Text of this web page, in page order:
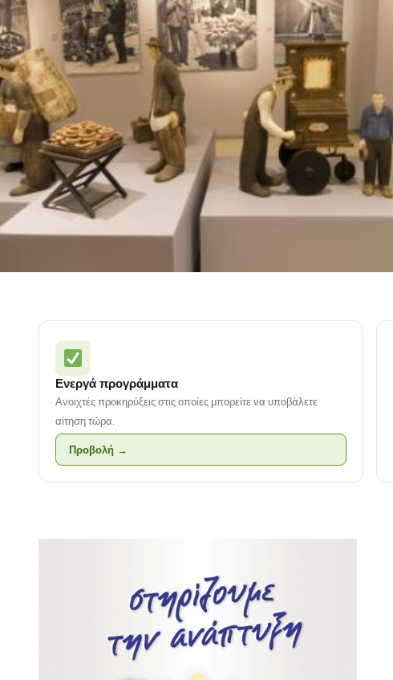
Ενεργά προγράμματα
Ανοιχτές προκηρύξεις στις οποίες μπορείτε να υποβάλετε
αίτηση τώρα.
Προβολή →